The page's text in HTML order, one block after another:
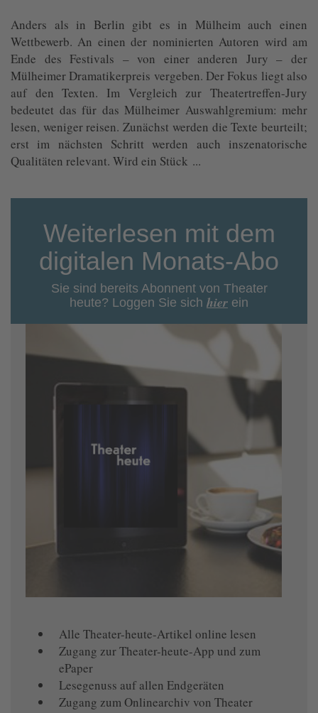
Anders als in Berlin gibt es in Mülheim auch einen
Wettbewerb. An einen der nominierten Autoren wird am
Ende des Festivals – von einer anderen Jury – der
Mülheimer Dramatikerpreis vergeben. Der Fokus liegt also
auf den Texten. Im Vergleich zur Theatertreffen-Jury
bedeutet das für das Mülheimer Auswahlgremium: mehr
lesen, weniger reisen. Zunächst werden die Texte beurteilt;
erst im nächsten Schritt werden auch inszenatorische
Qualitäten relevant. Wird ein Stück ...
Weiterlesen mit dem
digitalen Monats-Abo
Sie sind bereits Abonnent von Theater
heute? Loggen Sie sich hier ein
Alle Theater-heute-Artikel online lesen
Zugang zur Theater-heute-App und zum
ePaper
Lesegenuss auf allen Endgeräten
Zugang zum Onlinearchiv von Theater